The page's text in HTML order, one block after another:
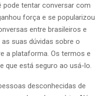
pode tentar conversar com
força e se popularizou
entre brasileiros e
suas dúvidas sobre o
a plataforma. Os termos e
que está seguro ao usá-lo.
desconhecidas de